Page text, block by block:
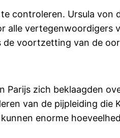
controleren. Ursula von
alle vertegenwoordigers
de voortzetting van de
zich beklaagden
van de pijpleiding die
enorme